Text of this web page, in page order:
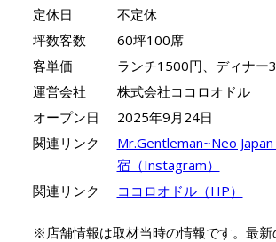
定休日
不定休
坪数客数
60坪100席
客単価
ランチ1500円、ディナー
運営会社
株式会社ココロオドル
オープン日
2025年9月24日
関連リンク
Mr.Gentleman~Neo
宿（Instagram）
関連リンク
ココロオドル（HP）
※店舗情報は取材当時の情報です。最新